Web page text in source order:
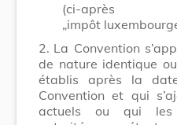
(ci-après
„impôt
2. La Convention
de nature identique
établis après la
Convention et qui
actuels ou qui les